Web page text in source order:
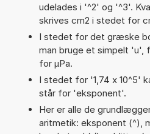
udelades i '^2' og '^3'.
skrives cm2 i stedet for
I stedet for det græske
man bruge et simpelt 'u',
for µPa.
I stedet for '1,74 x 10^5'
står for 'eksponent'.
Her er alle de
aritmetik: eksponent (^),